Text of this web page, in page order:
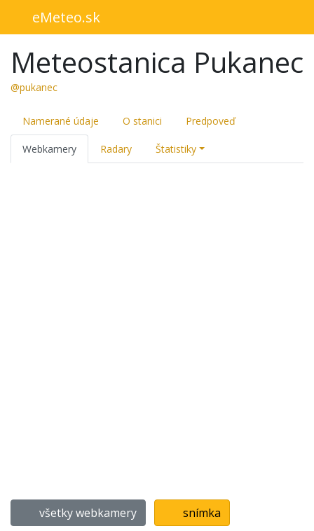
eMeteo.sk
Meteostanica Pukanec
@pukanec
Namerané údaje O stanici Predpoveď
Webkamery Radary Štatistiky
všetky webkamery snímka